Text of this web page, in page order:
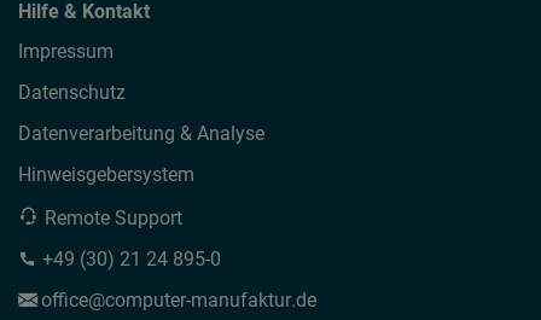
Hilfe & Kontakt
Impressum
Datenschutz
Datenverarbeitung & Analyse
Hinweisgebersystem
Remote Support
+49 (30) 21 24 895-0
office
computer-manufaktur de